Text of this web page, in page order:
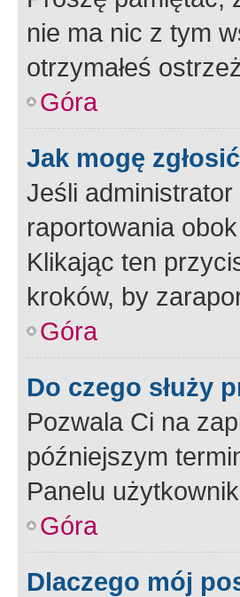
nie ma nic z tym
otrzymałeś
Góra
Jak mogę
Jeśli
raportowania
Klikając ten
kroków, by
Góra
Do czego służy
Pozwala Ci na
późniejszym
Panelu
Góra
Dlaczego mój